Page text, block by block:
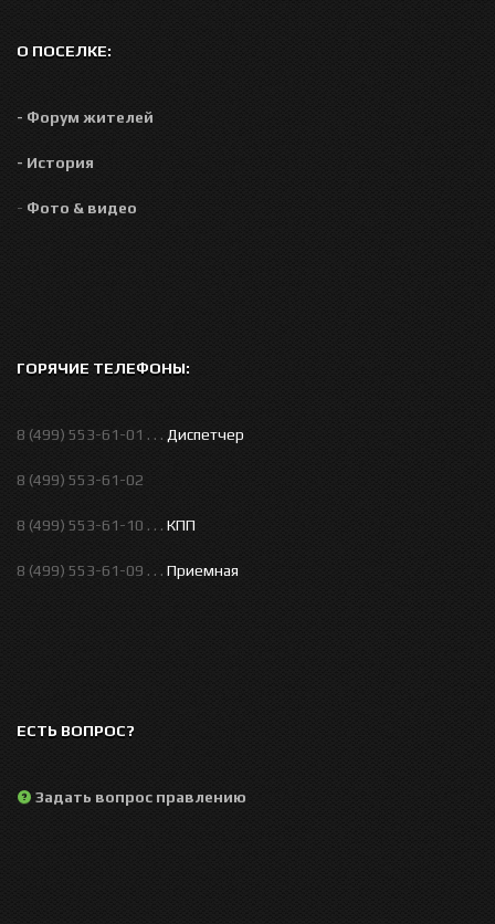
О ПОСЕЛКЕ:
- Форум жителей
- История
- Фото & видео
ГОРЯЧИЕ ТЕЛЕФОНЫ:
8 (499) 553-61-01 . . . Диспетчер
8 (499) 553-61-02
8 (499) 553-61-10 . . . КПП
8 (499) 553-61-09 . . . Приемная
ЕСТЬ ВОПРОС?
Задать вопрос правлению